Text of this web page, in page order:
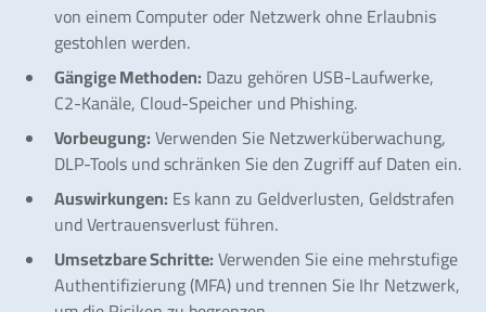
von einem Computer oder Netzwerk ohne Erlaubnis
gestohlen werden.
Gängige Methoden: Dazu gehören USB-Laufwerke,
C2-Kanäle, Cloud-Speicher und Phishing.
Vorbeugung: Verwenden Sie Netzwerküberwachung,
DLP-Tools und schränken Sie den Zugriff auf Daten ein.
Auswirkungen: Es kann zu Geldverlusten, Geldstrafen
und Vertrauensverlust führen.
Umsetzbare Schritte: Verwenden Sie eine mehrstufige
Authentifizierung (MFA) und trennen Sie Ihr Netzwerk,